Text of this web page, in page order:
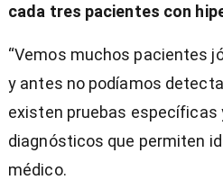
cada tres pacientes con
“Vemos muchos pacientes
y antes no podíamos
existen pruebas específicas
diagnósticos que permiten
médico.